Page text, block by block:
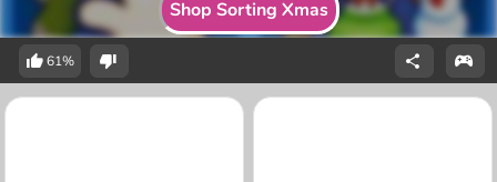
Shop Sorting Xmas
61%